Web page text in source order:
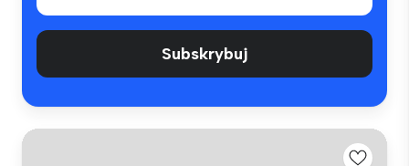
Subskrybuj